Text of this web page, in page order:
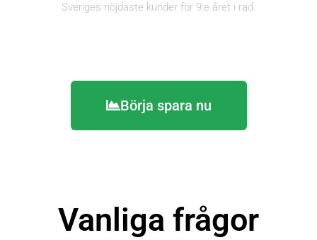
Sveriges nöjdaste kunder för 9:e året i rad.
Börja spara nu
Vanliga frågor​